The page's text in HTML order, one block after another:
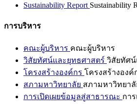
Sustainability Report Sustainability
การบริหาร
คณะผู้บริหาร คณะผู้บริหาร
วิสัยทัศน์และยุทธศาสตร์ วิสัยทัศ
โครงสร้างองค์กร โครงสร้างองค์
สภามหาวิทยาลัย สภามหาวิทยาลั
การเปิดเผยข้อมูลสู่สาธารณะ กา